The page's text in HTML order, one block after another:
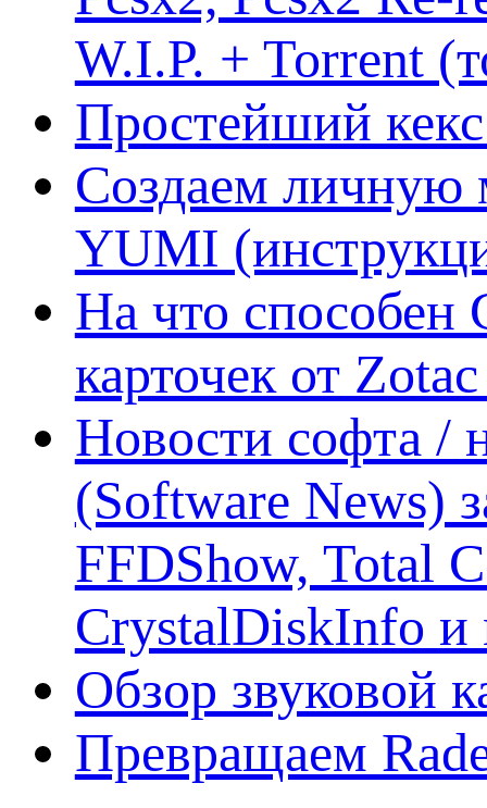
W.I.P. + Torrent
Простейший кекс
Создаем личную
YUMI
На что способен
карточек от
Новости софта /
(Software News)
FFDShow, Total
CrystalDiskInfo и
Обзор звуковой
Превращаем